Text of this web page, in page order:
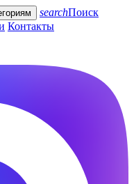
searchПоиск
Контакты